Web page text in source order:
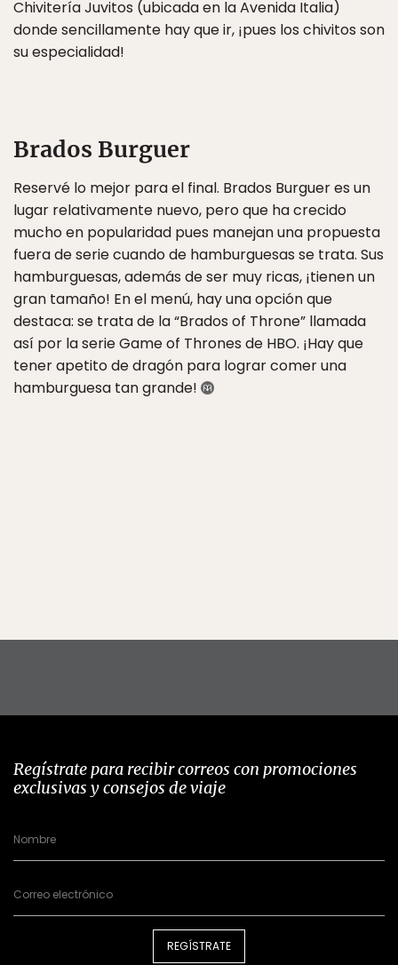
Chivitería Juvitos (ubicada en la Avenida Italia)
donde sencillamente hay que ir, ¡pues los chivitos son
su especialidad!
Brados Burguer
Reservé lo mejor para el final. Brados Burguer es un
lugar relativamente nuevo, pero que ha crecido
mucho en popularidad pues manejan una propuesta
fuera de serie cuando de hamburguesas se trata. Sus
hamburguesas, además de ser muy ricas, ¡tienen un
gran tamaño! En el menú, hay una opción que
destaca: se trata de la “Brados of Throne” llamada
así por la serie Game of Thrones de HBO. ¡Hay que
tener apetito de dragón para lograr comer una
hamburguesa tan grande!
Regístrate para recibir correos con promociones
exclusivas y consejos de viaje
REGÍSTRATE